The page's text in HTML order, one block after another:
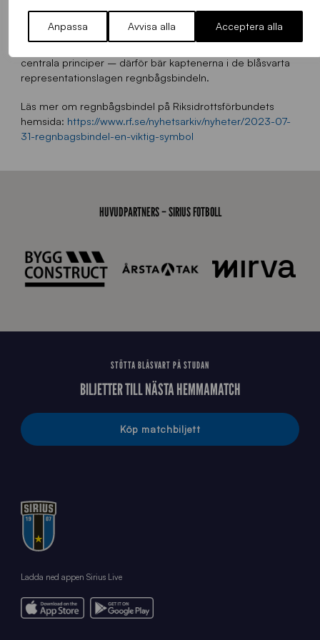
Anpassa Avvisa alla Acceptera alla
Sirius Fotbolls värdegrund ligger helt i linje med
centrala principer – därför bär kaptenerna i de blåsvarta
representationslagen regnbågsbindeln.
Läs mer om regnbågsbindel på Riksidrottsförbundets
hemsida: https://www.rf.se/nyhetsarkiv/nyheter/2023-07-
31-regnbagsbindel-en-viktig-symbol
HUVUDPARTNERS – SIRIUS FOTBOLL
STÖTTA BLÅSVART PÅ STUDAN
BILJETTER TILL NÄSTA HEMMAMATCH
Köp matchbiljett
Ladda ned appen Sirius Live